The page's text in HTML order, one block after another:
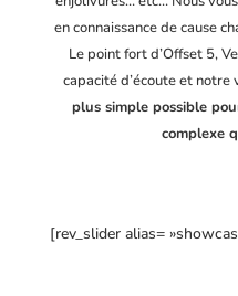
en connaissance de cause
Le point fort d’Offset 5,
capacité d’écoute et
plus simple possible
complexe
[rev_slider alias=